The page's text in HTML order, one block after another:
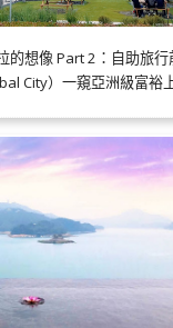
的想像 Part 2：自助旅
City）一窺亞洲級富裕